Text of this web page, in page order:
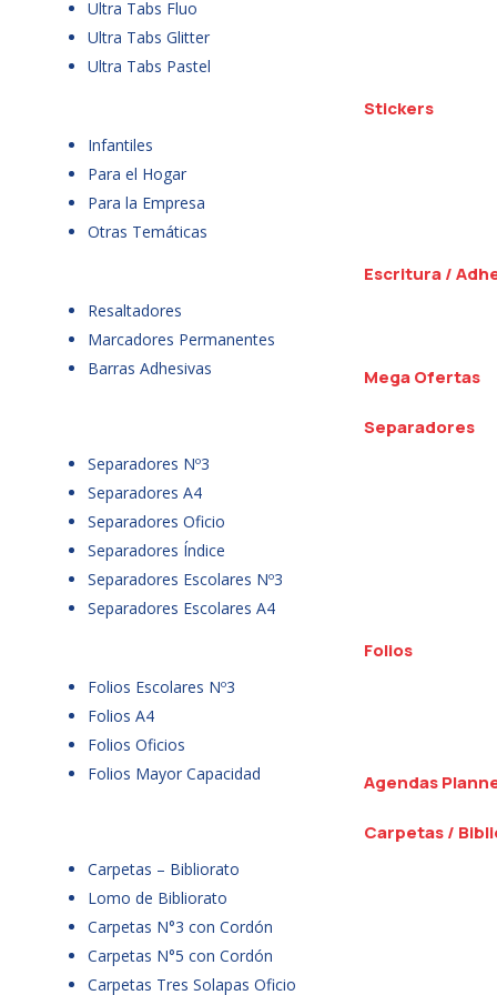
Ultra Tabs Fluo
Ultra Tabs Glitter
Ultra Tabs Pastel
Stickers
Infantiles
Para el Hogar
Para la Empresa
Otras Temáticas
Escritura /
Resaltadores
Marcadores Permanentes
Barras Adhesivas
Mega Ofertas
Separadores
Separadores Nº3
Separadores A4
Separadores Oficio
Separadores Índice
Separadores Escolares Nº3
Separadores Escolares A4
Folios
Folios Escolares Nº3
Folios A4
Folios Oficios
Folios Mayor Capacidad
Agendas
Carpetas /
Carpetas – Bibliorato
Lomo de Bibliorato
Carpetas N°3 con Cordón
Carpetas N°5 con Cordón
Carpetas Tres Solapas Oficio